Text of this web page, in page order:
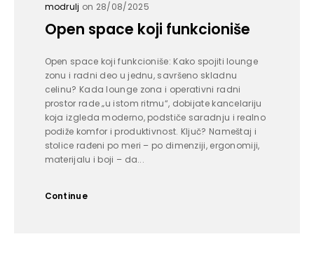
modrulj on 28/08/2025
Open space koji funkcioniše
Open space koji funkcioniše: Kako spojiti lounge
zonu i radni deo u jednu, savršeno skladnu
celinu? Kada lounge zona i operativni radni
prostor rade „u istom ritmu“, dobijate kancelariju
koja izgleda moderno, podstiče saradnju i realno
podiže komfor i produktivnost. Ključ? Nameštaj i
stolice rađeni po meri – po dimenziji, ergonomiji,
materijalu i boji – da...
Continue